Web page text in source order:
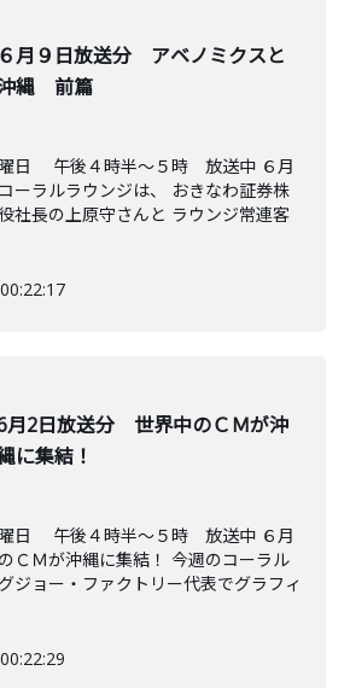
６月９日放送分 アベノミクスと
縄 前篇
日 午後４時半～５時 放送中 ６月
ーラルラウンジは、 おきなわ証券株
社長の上原守さんと ラウンジ常連客
00:22:17
月2日放送分 世界中のＣＭが沖
に集結！
日 午後４時半～５時 放送中 ６月
ＣＭが沖縄に集結！ 今週のコーラル
ジョー・ファクトリー代表でグラフィ
00:22:29